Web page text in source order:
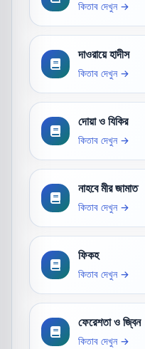
কিতাব দেখুন →
দাওরায়ে হাদীস
কিতাব দেখুন →
দোয়া ও যিকির
কিতাব দেখুন →
নাহবে মীর জামাত
কিতাব দেখুন →
ফিকহ
কিতাব দেখুন →
ফেরেশতা ও জ্বিন
কিতাব দেখুন →